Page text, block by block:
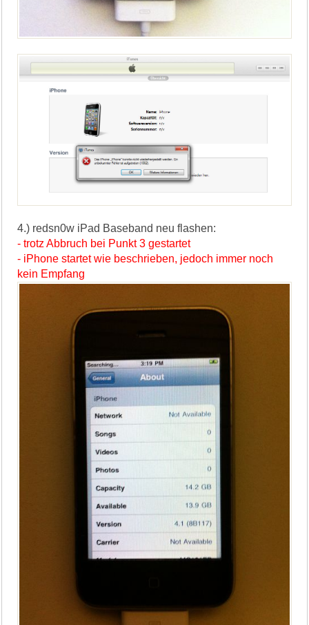
4.) redsn0w iPad Baseband neu flashen:
- trotz Abbruch bei Punkt 3 gestartet
- iPhone startet wie beschrieben, jedoch immer noch
kein Empfang